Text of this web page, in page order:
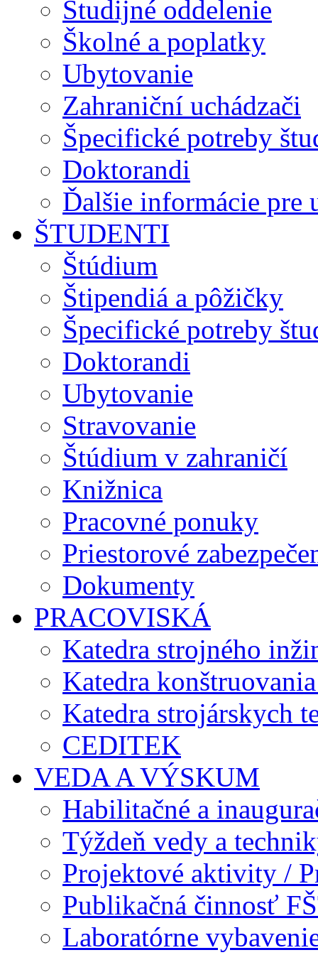
Študijné oddelenie
Školné a poplatky
Ubytovanie
Zahraniční uchádzači
Špecifické potreby
Doktorandi
Ďalšie informácie pre
ŠTUDENTI
Štúdium
Štipendiá a pôžičky
Špecifické potreby
Doktorandi
Ubytovanie
Stravovanie
Štúdium v zahraničí
Knižnica
Pracovné ponuky
Priestorové
Dokumenty
PRACOVISKÁ
Katedra strojného
Katedra
Katedra strojárskych
CEDITEK
VEDA A VÝSKUM
Habilitačné a
Týždeň vedy a
Projektové aktivity /
Publikačná činnosť
Laboratórne